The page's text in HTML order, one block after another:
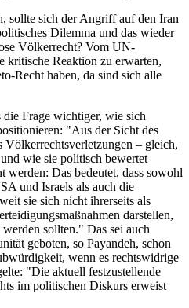
sollte sich der Angriff auf den Iran
Dilemma und das wieder
Völkerrecht? Vom UN-
kritische Reaktion zu erwarten,
Recht haben, da sind sich alle
Frage wichtiger, wie sich
"Aus der Sicht des
– gleich,
wie sie politisch bewertet
werden: Das bedeutet, dass sowohl
und Israels als auch die
sie sich nicht ihrerseits als
darstellen,
sollten." Das sei auch
geboten, so Payandeh, schon
wenn es rechtswidrige
"Die aktuell festzustellende
im politischen Diskurs erweist